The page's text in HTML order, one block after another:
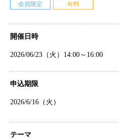
会員限定 有料
開催日時
2026/06/23（火）14:00～16:00
申込期限
2026/6/16（火）
テーマ